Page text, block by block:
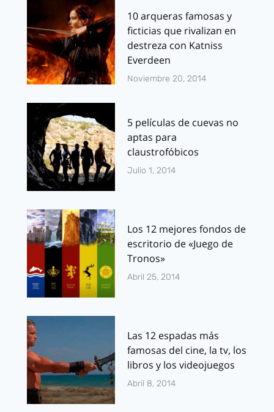
10 arqueras famosas y
ficticias que rivalizan en
destreza con Katniss
Everdeen
Noviembre 20, 2014
5 películas de cuevas no
aptas para
claustrofóbicos
Julio 1, 2014
Los 12 mejores fondos de
escritorio de «Juego de
Tronos»
Abril 25, 2014
Las 12 espadas más
famosas del cine, la tv, los
libros y los videojuegos
Abril 8, 2014